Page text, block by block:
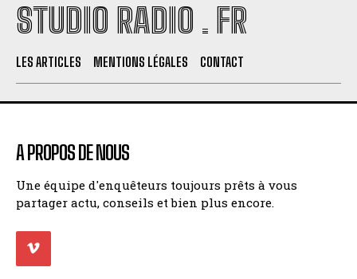
STUDIO RADIO . FR
LES ARTICLES MENTIONS LÉGALES CONTACT
A PROPOS DE NOUS
Une équipe d'enquêteurs toujours prêts à vous
partager actu, conseils et bien plus encore.